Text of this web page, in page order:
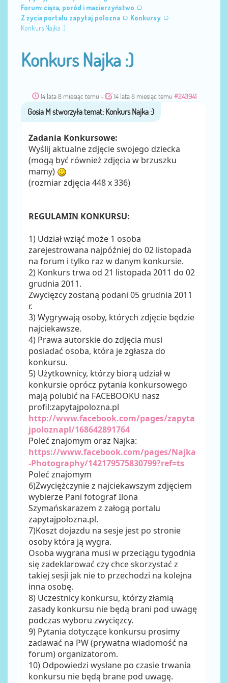
Forum: ciąża, poród i macierzyństwo
Z życia portalu zapytaj polozna
Konkursy
Konkurs Najka :)
Konkurs Najka :)
14 lata 8 miesiąc temu - 14 lata 8 miesiąc temu #243941
przezGosia M
Zadania Konkursowe:
Wyślij aktualne zdjęcie swojego dziecka
(mogą być również zdjęcia w brzuszku
mamy)
(rozmiar zdjęcia 448 x 336)
REGULAMIN KONKURSU:
1) Udział wziąć może 1 osoba
zarejestrowana najpóźniej do 02 listopada
na forum i tylko raz w danym konkursie.
2) Konkurs trwa od 21 listopada 2011 do 02
grudnia 2011.
Zwycięzcy zostaną podani 05 grudnia 2011
r.
3) Wygrywają osoby, których zdjęcie będzie
najciekawsze.
4) Prawa autorskie do zdjęcia musi
posiadać osoba, która je zgłasza do
konkursu.
5) Użytkownicy, którzy biorą udział w
konkursie oprócz pytania konkursowego
mają polubić na FACEBOOKU nasz
profil:zapytajpolozna.pl
http://www.facebook.com/pages/zapyta
jpoloznapl/168642891764
Poleć znajomym oraz Najka:
https://www.facebook.com/pages/Najka
-Photography/142179575830799?ref=ts
Poleć znajomym
6)Zwyciężczynie z najciekawszym zdjęciem
wybierze Pani fotograf Ilona
Szymańskarazem z załogą portalu
zapytajpolozna.pl.
7)Koszt dojazdu na sesje jest po stronie
osoby która ją wygra.
Osoba wygrana musi w przeciągu tygodnia
się zadeklarować czy chce skorzystać z
takiej sesji jak nie to przechodzi na kolejna
inna osobę.
8) Uczestnicy konkursu, którzy złamią
zasady konkursu nie będą brani pod uwagę
podczas wyboru zwycięzcy.
9) Pytania dotyczące konkursu prosimy
zadawać na PW (prywatna wiadomość na
forum) organizatorom.
10) Odpowiedzi wysłane po czasie trwania
konkursu nie będą brane pod uwagę.